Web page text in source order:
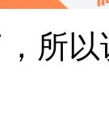
所